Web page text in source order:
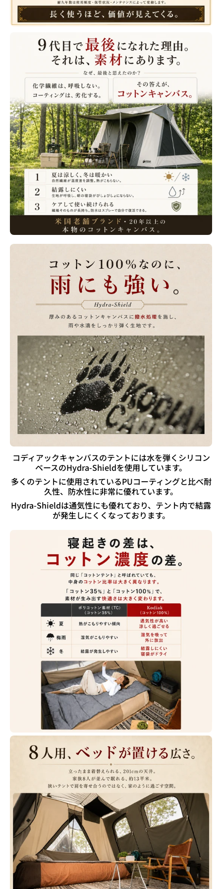
コディアックキャンバスのテントには水を弾くシリコン
ベースのHydra-Shieldを使用しています。
多くのテントに使用されているPUコーティングと比べ耐
久性、防水性に非常に優れています。
Hydra-Shieldは通気性にも優れており、テント内で結露
が発生しにくくなっております。